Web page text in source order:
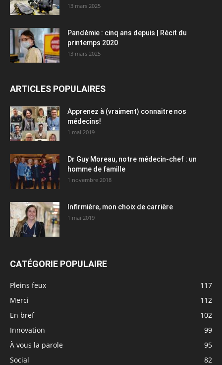
13 mars 2025
Pandémie : cinq ans depuis | Récit du
printemps 2020
13 mars 2025
ARTICLES POPULAIRES
Apprenez à (vraiment) connaitre nos
médecins!
1 mai 2019
Dr Guy Moreau, notre médecin-chef : un
homme de famille
1 novembre 2018
Infirmière, mon choix de carrière
1 mai 2019
CATÉGORIE POPULAIRE
Pleins feux
117
Merci
112
En bref
102
Innovation
99
À vous la parole
95
Social
82